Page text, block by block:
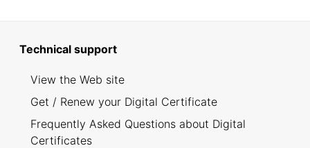
Technical support
View the Web site
Get / Renew your Digital Certificate
Frequently Asked Questions about Digital
Certificates